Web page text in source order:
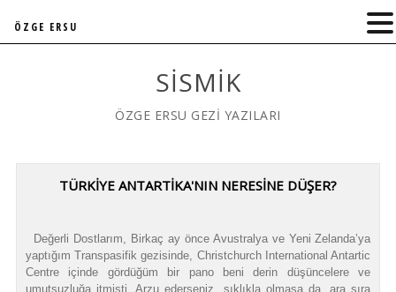
SISMIK
ÖZGE ERSU GEZİ YAZILARI
TÜRKIYE ANTARTIKA'NIN NERESINE DÜŞER?
Değerli Dostlarım, Birkaç ay önce Avustralya ve Yeni Zelanda’ya
yaptığım Transpasifik gezisinde, Christchurch International Antartic
Centre içinde gördüğüm bir pano beni derin düşüncelere ve
umutsuzluğa itmişti. Arzu ederseniz, sıklıkla olmasa da, ara sıra
ÖZGE ERSU